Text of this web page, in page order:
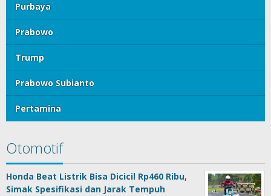
Purbaya
Prabowo
Trump
Prabowo Subianto
Pertamina
Otomotif
Honda Beat Listrik Bisa Dicicil Rp460 Ribu,
Simak Spesifikasi dan Jarak Tempuh